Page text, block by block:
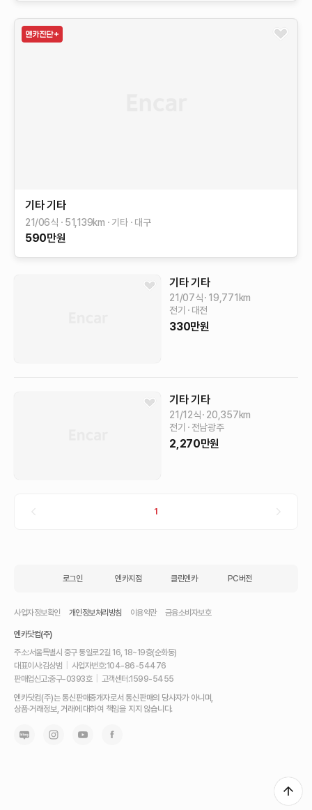
기타기타
21/06식 51,139km 기타 대구
590만원
기타기타
21/07식 19,771 km
전기
대전
330만원
기타기타
21/12식 20,357km
전기
전남광주
2,270만원
1
로그인 엔카지점 클린엔카 PC버전
사업자정보확인 개인정보처리방침 이용약관 금융소비자보호
엔카닷컴(주)
주소:서울특별시 중구 통일로2길 16, 18~19층(순화동)
대표이사:김상범 사업자번호:104-86-54476
판매업신고:중구-0393호 고객센터:1599-5455
차
를
고
엔카닷컴(주)는 통신판매중개자로서 통신판매의 당사자가 아니며,
상품·거래정보, 거래에 대하여 책임을 지지 않습니다.